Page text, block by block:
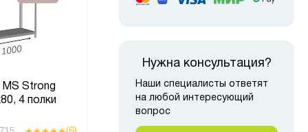
Strong
4 полки
Стеллаж металлический
полочный МС-750
2500х1500х600, 8 полок,
светло-серый
Нужна консультация?
Наши специалисты ответят
на любой интересующий
вопрос